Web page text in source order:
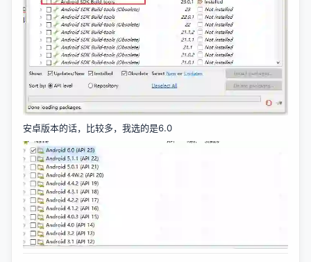
安卓版本的话，比较多，我选的是6.0